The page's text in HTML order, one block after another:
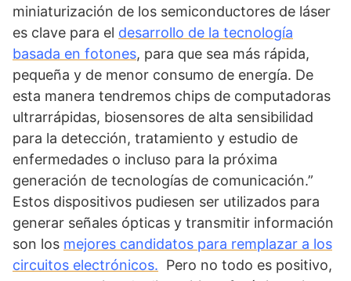
miniaturización de los semiconductores de láser
es clave para el desarrollo de la tecnología
basada en fotones, para que sea más rápida,
pequeña y de menor consumo de energía. De
esta manera tendremos chips de computadoras
ultrarrápidas, biosensores de alta sensibilidad
para la detección, tratamiento y estudio de
enfermedades o incluso para la próxima
generación de tecnologías de comunicación.”
Estos dispositivos pudiesen ser utilizados para
generar señales ópticas y transmitir información
son los mejores candidatos para remplazar a los
circuitos electrónicos. Pero no todo es positivo,